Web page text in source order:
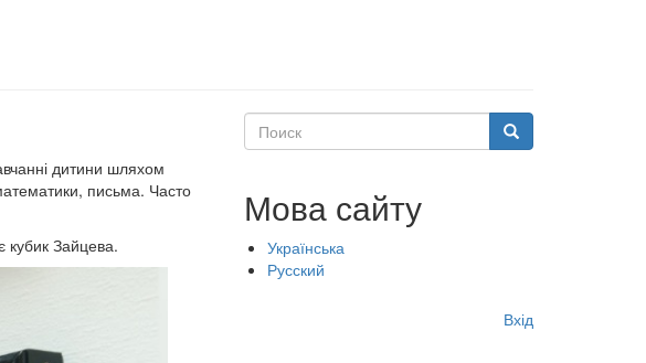
дитини шляхом
письма. Часто
кубик Зайцева.
Поиск Поиск
Мова сайту
Українська
Русский
Вхід